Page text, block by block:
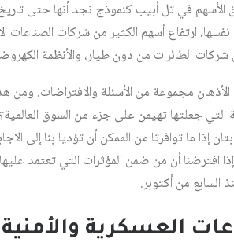
نفسها، ارتفاع أسهم الكثير من شركات
الطائرات من دون طيار، والأنظمة
مجموعة من الأسئلة والافتراضات. ومن
جعلتها تهيمن على جزء من السوق العالمية؟
ما توافرتا من الممكن أن تؤديا بنا إلى
افترضنا أن من ضمن المؤثرات التي تعتمد
السابع من أكتوبر.
العسكرية والأمنية